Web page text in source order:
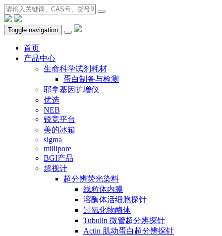
Toggle navigation
首页
产品中心
生命科学试剂耗材
蛋白制备与检测
耶拿基因扩增仪
优选
NEB
锐竞平台
美的冰箱
sigma
millipore
BGI产品
超视计
超分辨荧光染料
线粒体内膜
溶酶体活细胞探针
过氧化物酶体
Tubulin 微管超分辨探针
Actin 肌动蛋白超分辨探针